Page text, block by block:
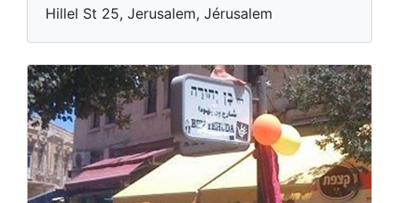
Hillel St 25, Jerusalem, Jérusalem